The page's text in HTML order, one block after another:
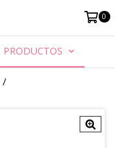
0
PRODUCTOS
/